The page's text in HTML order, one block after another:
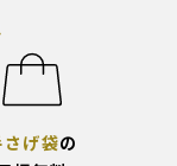
さげ袋の